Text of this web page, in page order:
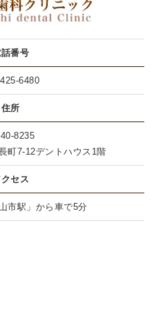
番号
6480
住所
8235
町7-12デントハウス1階
セス
市駅」から車で5分